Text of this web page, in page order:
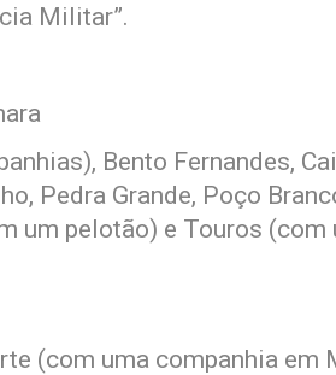
Militar”.
Bento Fernandes,
Pedra Grande, Poço
um pelotão) e Touros (com
(com uma companhia em